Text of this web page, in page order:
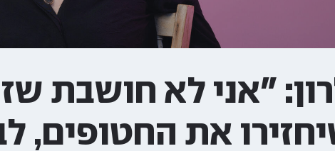
"אני לא חושבת
את החטופים,